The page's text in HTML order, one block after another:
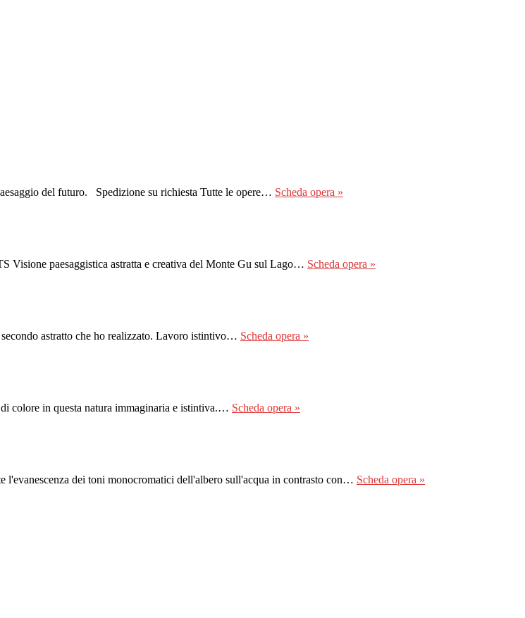
del futuro. Spedizione su richiesta Tutte le opere… Scheda opera »
Visione paesaggistica astratta e creativa del Monte Gu sul Lago… Scheda opera »
astratto che ho realizzato. Lavoro istintivo… Scheda opera »
colore in questa natura immaginaria e istintiva.… Scheda opera »
dei toni monocromatici dell'albero sull'acqua in contrasto con… Scheda opera »